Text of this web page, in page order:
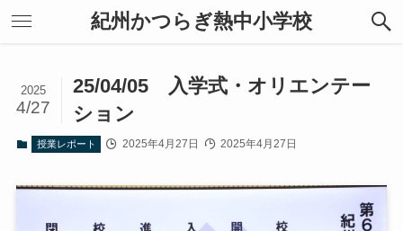
紀州かつらぎ熱中小学校
25/04/05 入学式・オリエンテー
ション
2025
4/27
授業レポート 2025年4月27日 2025年4月27日